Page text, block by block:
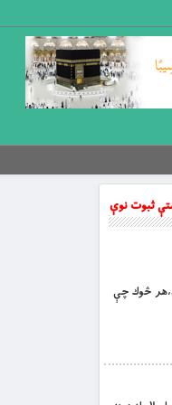
ثبوت نوې
څوك چې